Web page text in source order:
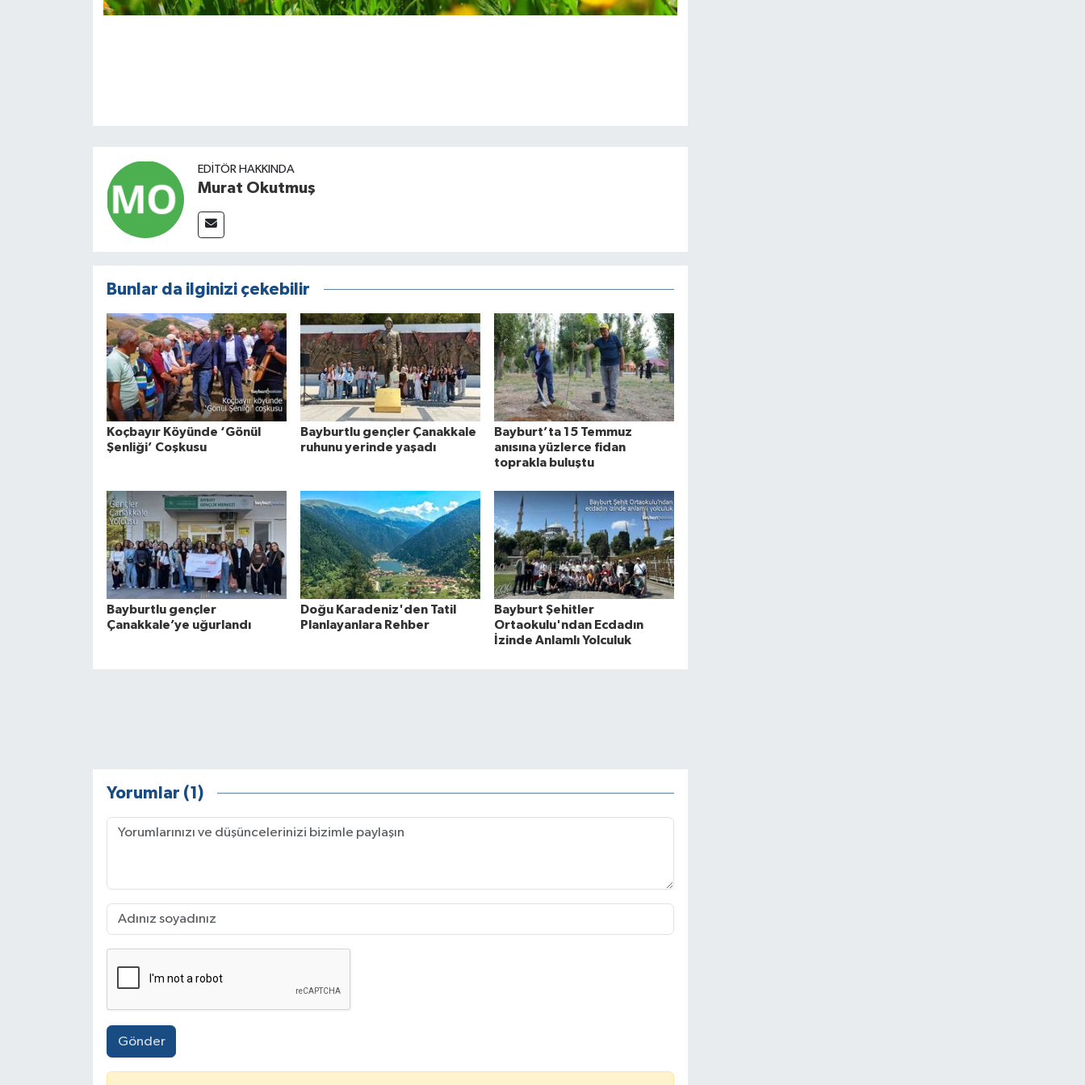
EDITÖR HAKKINDA
Murat Okutmuş
Bunlar da ilginizi çekebilir
Koçbayır Köyünde ‘Gönül
Şenliği’ Coşkusu
Bayburtlu gençler Çanakkale
ruhunu yerinde yaşadı
Bayburt’ta 15 Temmuz
anısına yüzlerce fidan
toprakla buluştu
Bayburtlu gençler
Çanakkale’ye uğurlandı
Doğu Karadeniz'den Tatil
Planlayanlara Rehber
Bayburt Şehitler
Ortaokulu'ndan Ecdadın
İzinde Anlamlı Yolculuk
Yorumlar (1)
Gönder